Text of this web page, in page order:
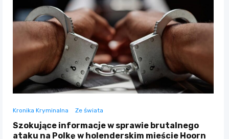
Kronika Kryminalna Ze świata
Szokujące informacje w sprawie brutalnego
ataku na Polkę w holenderskim mieście Hoorn